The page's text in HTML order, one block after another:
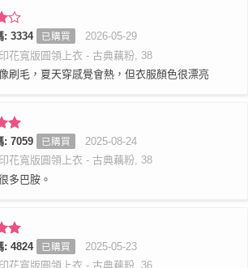
: 3334 已購買
2026-05-29
花寬版圓領上衣 - 古典藕粉, 38
刷毛，夏天穿感覺會熱，但衣服顏色很漂亮
: 7059 已購買
2025-08-24
花寬版圓領上衣 - 古典藕粉, 38
多巴胺。
: 4824 已購買
2025-05-23
花寬版圓領上衣 - 古典藕粉, 36